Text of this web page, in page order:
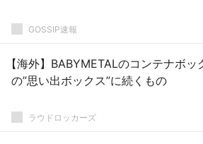
GOSSIP速報
【海外】BABYMETALのコンテナボ
の”思い出ボックス”に続くもの
ラウドロッカーズ